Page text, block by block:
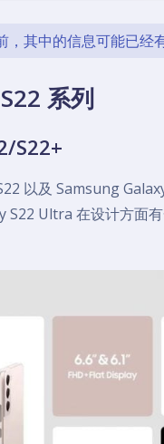
其中的信息可能已经
系列
S22+
以及 Samsung
Ultra 在设计方面有